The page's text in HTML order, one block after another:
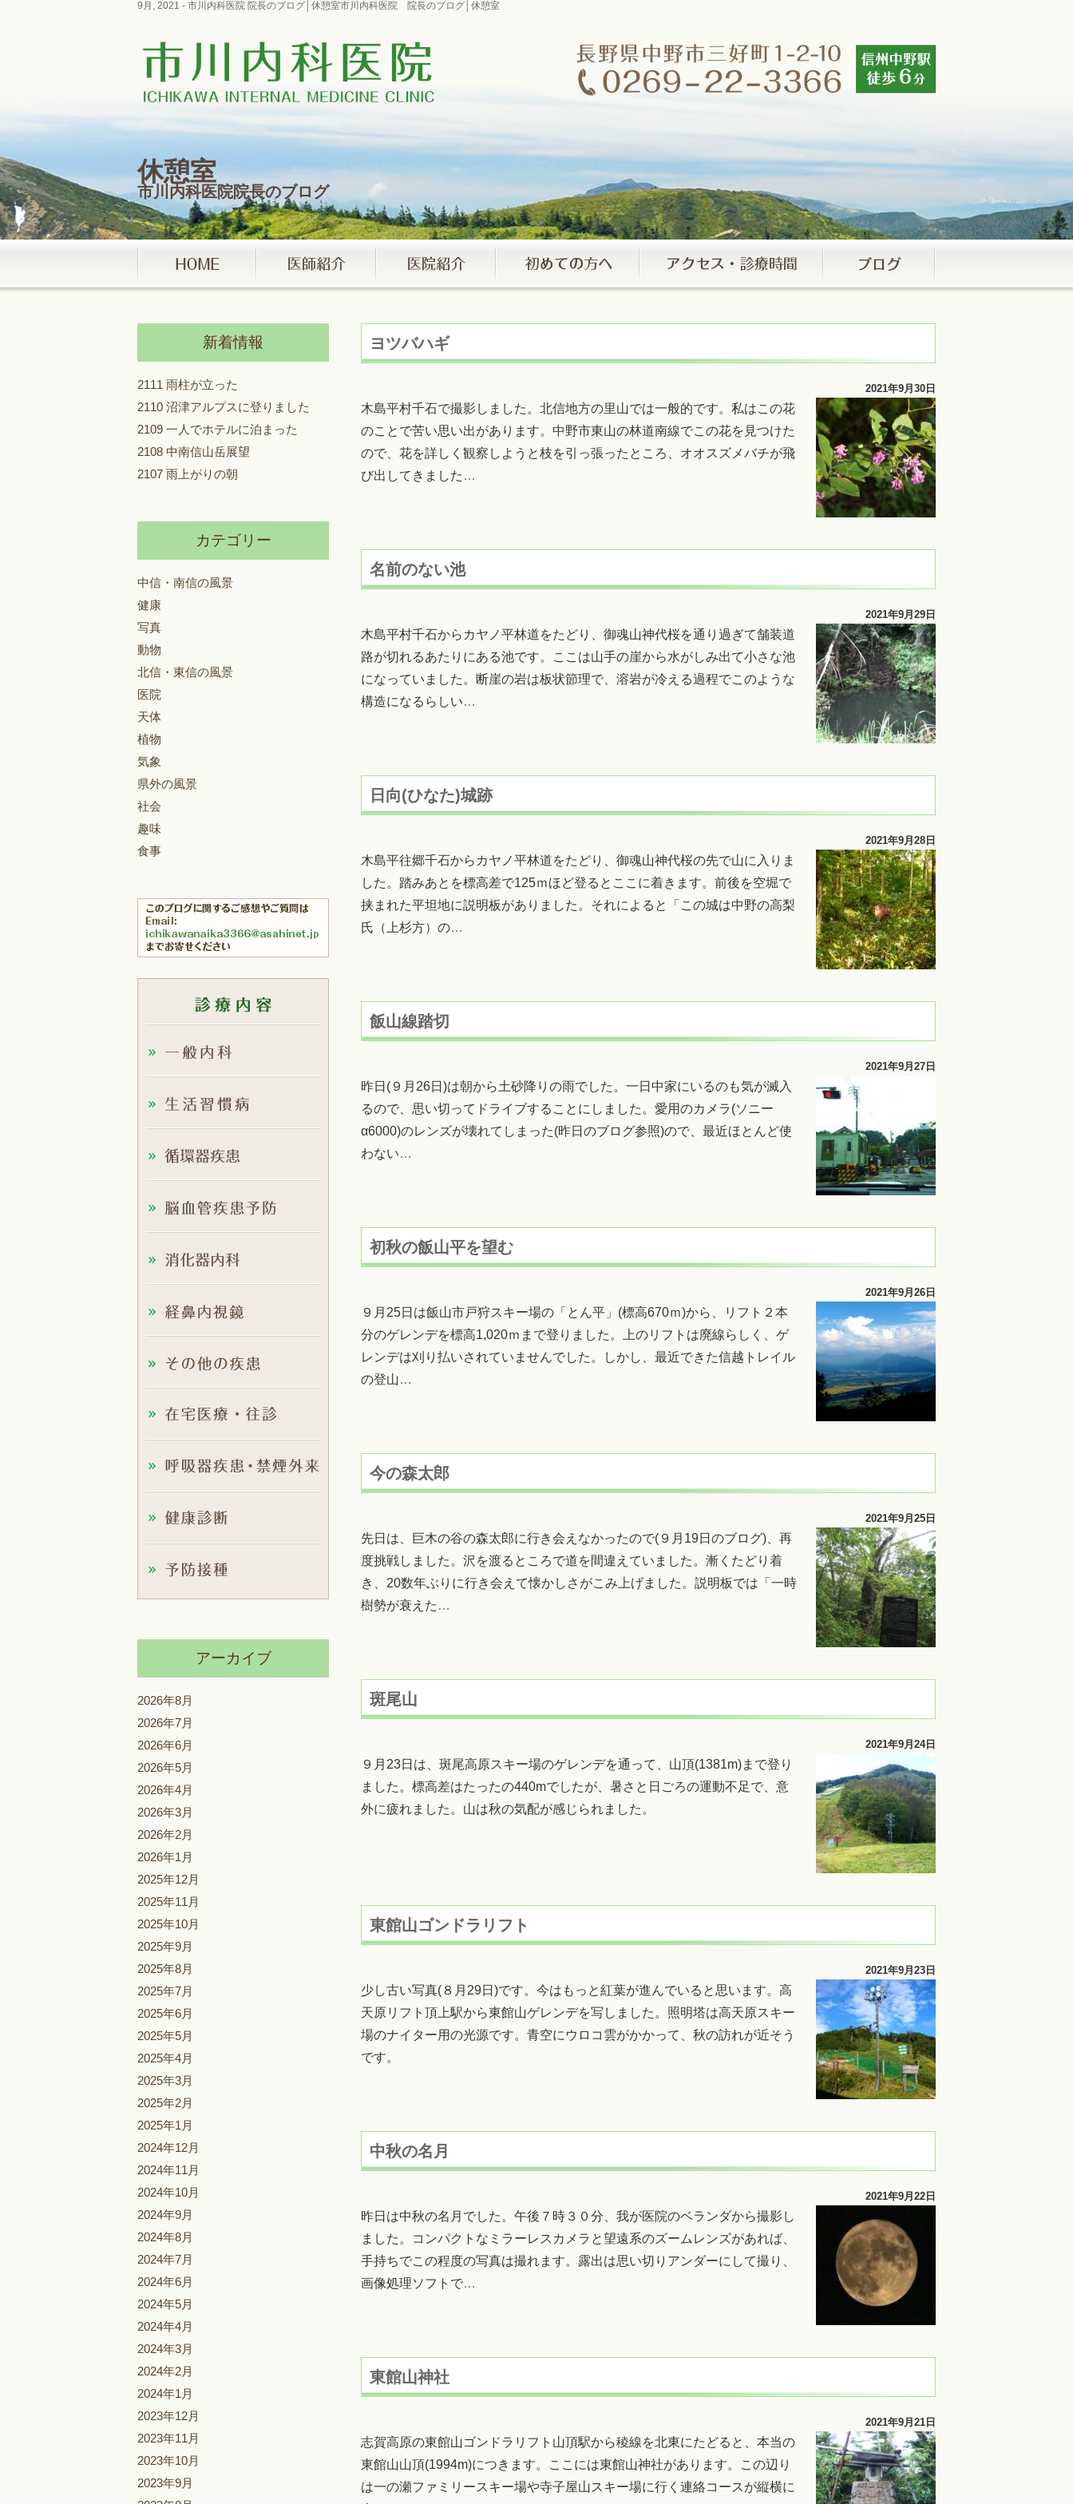
9月, 2021 - 市川内科医院 院長のブログ│休憩室市川内科医院 院長のブログ│休憩室
休憩室
市川内科医院院長のブログ
ヨツバハギ
2021年9月30日
木島平村千石で撮影しました。北信地方の里山では一般的です。私はこの花
のことで苦い思い出があります。中野市東山の林道南線でこの花を見つけた
ので、花を詳しく観察しようと枝を引っ張ったところ、オオスズメバチが飛
び出してきました …
名前のない池
2021年9月29日
木島平村千石からカヤノ平林道をたどり、御魂山神代桜を通り過ぎて舗装道
路が切れるあたりにある池です。ここは山手の崖から水がしみ出て小さな池
になっていました。断崖の岩は板状節理で、溶岩が冷える過程でこのような
構造になるらしい…
日向(ひなた)城跡
2021年9月28日
木島平往郷千石からカヤノ平林道をたどり、御魂山神代桜の先で山に入りま
した。踏みあとを標高差で125ｍほど登るとここに着きます。前後を空堀で
挟まれた平坦地に説明板がありました。それによると「この城は中野の高梨
氏（上杉方）の…
飯山線踏切
2021年9月27日
昨日(９月26日)は朝から土砂降りの雨でした。一日中家にいるのも気が滅入
るので、思い切ってドライブすることにしました。愛用のカメラ(ソニー
α6000)のレンズが壊れてしまった(昨日のブログ参照)ので、最近ほとんど使
わない…
初秋の飯山平を望む
2021年9月26日
９月25日は飯山市戸狩スキー場の「とん平」(標高670ｍ)から、リフト２本
分のゲレンデを標高1,020ｍまで登りました。上のリフトは廃線らしく、ゲ
レンデは刈り払いされていませんでした。しかし、最近できた信越トレイル
の登山…
今の森太郎
2021年9月25日
先日は、巨木の谷の森太郎に行き会えなかったので(９月19日のブログ)、再
度挑戦しました。沢を渡るところで道を間違えていました。漸くたどり着
き、20数年ぶりに行き会えて懐かしさがこみ上げました。説明板では「一時
樹勢が衰えた …
斑尾山
2021年9月24日
９月23日は、斑尾高原スキー場のゲレンデを通って、山頂(1381m)まで登り
ました。標高差はたったの440mでしたが、暑さと日ごろの運動不足で、意
外に疲れました。山は秋の気配が感じられました。
東館山ゴンドラリフト
2021年9月23日
少し古い写真(８月29日)です。今はもっと紅葉が進んでいると思います。高
天原リフト頂上駅から東館山ゲレンデを写しました。照明塔は高天原スキー
場のナイター用の光源です。青空にウロコ雲がかかって、秋の訪れが近そう
です。
中秋の名月
2021年9月22日
昨日は中秋の名月でした。午後７時３０分、我が医院のベランダから撮影し
ました。コンパクトなミラーレスカメラと望遠系のズームレンズがあれば、
手持ちでこの程度の写真は撮れます。露出は思い切りアンダーにして撮り、
画像処理ソフトで…
東館山神社
2021年9月21日
志賀高原の東館山ゴンドラリフト山頂駅から稜線を北東にたどると、本当の
東館山山頂(1994m)につきます。ここには東館山神社があります。この辺り
は一の瀬ファミリースキー場や寺子屋山スキー場に行く連絡コースが縦横に
新着情報
2111 雨柱が立った
2110 沼津アルプスに登りました
2109 一人でホテルに泊まった
2108 中南信山岳展望
2107 雨上がりの朝
カテゴリー
中信・南信の風景
健康
写真
動物
北信・東信の風景
医院
天体
植物
気象
県外の風景
社会
趣味
食事
アーカイブ
2026年8月
2026年7月
2026年6月
2026年5月
2026年4月
2026年3月
2026年2月
2026年1月
2025年12月
2025年11月
2025年10月
2025年9月
2025年8月
2025年7月
2025年6月
2025年5月
2025年4月
2025年3月
2025年2月
2025年1月
2024年12月
2024年11月
2024年10月
2024年9月
2024年8月
2024年7月
2024年6月
2024年5月
2024年4月
2024年3月
2024年2月
2024年1月
2023年12月
2023年11月
2023年10月
2023年9月